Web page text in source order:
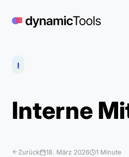
Inhalt
springen
I
Interne
Zurück 18. März 2026 1 Minute